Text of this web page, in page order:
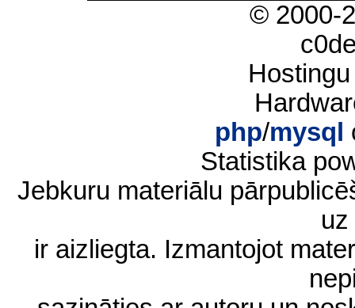
© 2000-
php/mysql
Statistika
Jebkuru materiālu
ir aizliegta. Izmantojot